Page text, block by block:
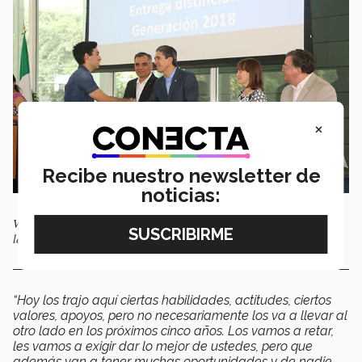
Victor Gutiérrez, Vicepresidente de la Región Norte, dio la bienvenida a
los Líderes del Mañana de campus Monterrey.
“Hoy los trajo aquí ciertas habilidades, actitudes, ciertos
valores, apoyos, pero no necesariamente los va a llevar al
otro lado en los próximos cinco años. Los vamos a retar,
les vamos a exigir dar lo mejor de ustedes, pero que
×
Recibe nuestro newsletter de
noticias: